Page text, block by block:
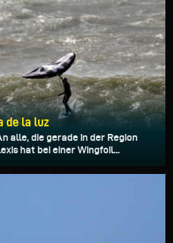
de la luz
alle, die gerade in der Region
hat bei einer Wingfoil...